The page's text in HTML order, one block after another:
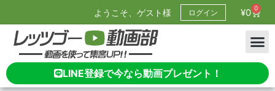
ようこそ、ゲスト様 ログイン ¥0 0
LINE登録で今なら動画プレゼント！